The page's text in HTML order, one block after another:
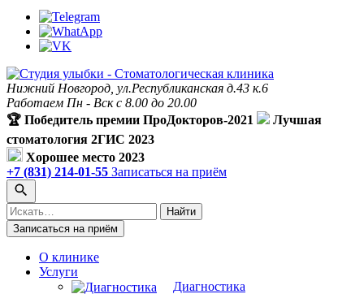
Нижний Новгород, ул.Республиканская д.43 к.6
Работаем Пн - Вск с 8.00 до 20.00
🏆 Победитель премии ПроДокторов-2021
Лучшая
стоматология 2ГИС 2023
Хорошее место 2023
+7 (831) 214-01-55 Записаться на приём
Поиск
по
сайту
Найти
Записаться на приём
О клинике
Услуги
Диагностика